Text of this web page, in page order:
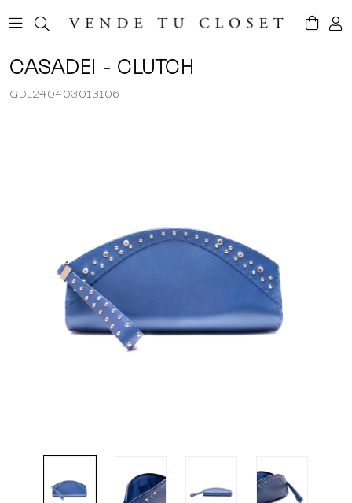
CASADEI - CLUTCH
GDL240403013106